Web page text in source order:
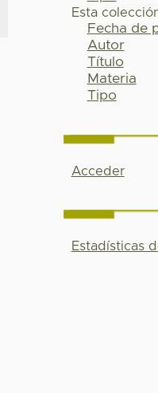
Esta
Fecha de
Autor
Título
Materia
Tipo
Acceder
Estadísticas